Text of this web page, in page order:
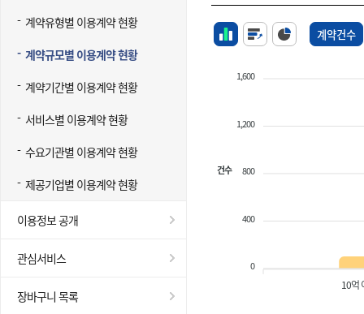
계약유형별 이용계약 현황
계약규모별 이용계약 현황
계약기간별 이용계약 현황
서비스별 이용계약 현황
수요기관별 이용계약 현황
제공기업별 이용계약 현황
이용정보 공개
관심서비스
장바구니 목록
계약건수
1,600
1,200
800
400
0
건수
10억